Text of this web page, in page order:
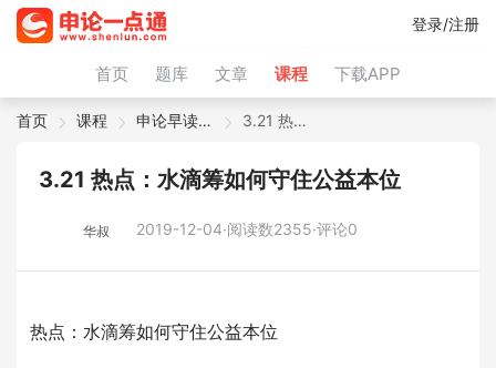
首页 题库 文章 课程 下载APP
登录/注册
首页 课程 申论早读微课 3.21 热点：水滴筹如何守住公益本位
3.21 热点：水滴筹如何守住公益本位
华叔 2019-12-04·阅读数2355·评论0
热点：水滴筹如何守住公益本位